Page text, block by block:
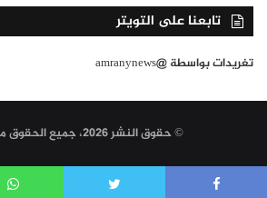
تابعنا على التويتر
تغريدات بواسطة @amranynews
© حقوق النشر 2026، جميع الحقوق محفوظة |